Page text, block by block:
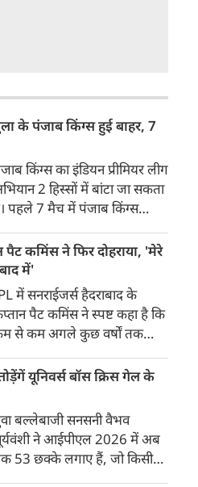
के पंजाब किंग्स हुई बाहर, 7
किंग्स का इंडियन प्रीमियर लीग
2 हिस्सों में बांटा जा सकता
पहले 7 मैच में पंजाब किंग्स
हार का सामना करना पड़ा इसके
बाद अंतिम मैच वह जरूर जीती
तब तक उसकी किस्मत
के हाथ लिखी गई थी।
पैट कमिंस ने फिर दोहराया, 'मेरे
में'
में सनराईजर्स हैदराबाद के
पैट कमिंस ने स्पष्ट कहा है कि
से कम अगले कुछ वर्षों तक
होगी। यह बयान उस चर्चा
के बीच आया है, जिसमें कहा जा रहा
है कि ऑस्ट्रेलिया के कुछ बड़े खिलाड़ी
से आगे बढ़कर अन्य फ्रेंचाइजी
खेलने के लिए राष्ट्रीय टीम से
बना सकते हैं।
यूनिवर्स बॉस क्रिस गेल के
बल्लेबाजी सनसनी वैभव
ने आईपीएल 2026 में अब
53 छक्के लगाए हैं, जो किसी